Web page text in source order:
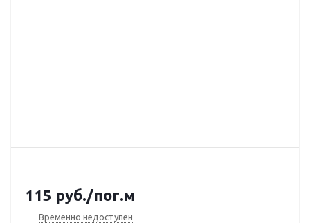
115 руб./пог.м
Временно недоступен